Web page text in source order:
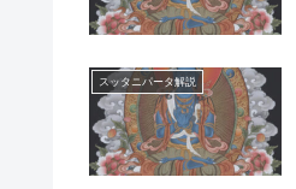
スッタニパータ解説